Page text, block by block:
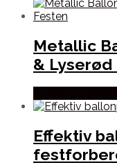
Metallic
&
Effektiv